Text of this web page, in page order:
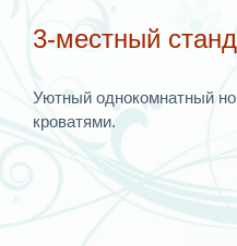
3-местный
Уютный однокомнатный
кроватями.